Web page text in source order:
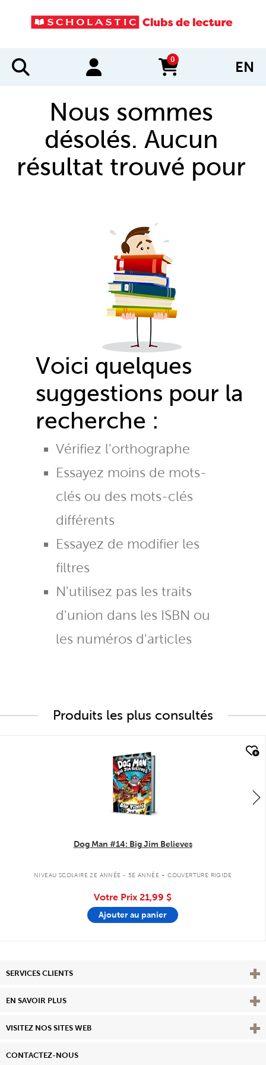
0
items in cart EN
Nous sommes
désolés. Aucun
résultat trouvé pour
Voici quelques
suggestions pour la
recherche :
Vérifiez l'orthographe
Essayez moins de mots-
clés ou des mots-clés
différents
Essayez de modifier les
filtres
N'utilisez pas les traits
d'union dans les ISBN ou
les numéros d'articles
Produits les plus consultés
Dog Man #14: Big Jim Believes
NIVEAU SCOLAIRE 2E ANNÉE - 5E ANNÉE . COUVERTURE RIGIDE
Votre Prix 21,99 $
Ajouter au panier
SERVICES CLIENTS
EN SAVOIR PLUS View
VISITEZ NOS SITES WEB
CONTACTEZ-NOUS